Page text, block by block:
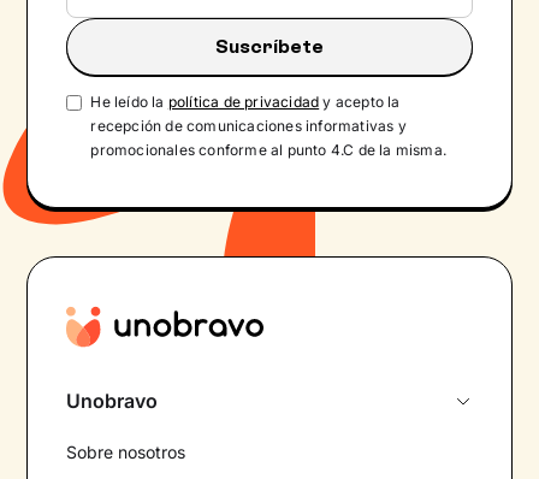
He leído la política de privacidad y acepto la
recepción de comunicaciones informativas y
promocionales conforme al punto 4.C de la misma.
Unobravo
Sobre nosotros